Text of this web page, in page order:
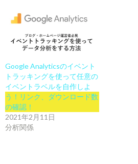
Google Analyticsのイベント
トラッキングを使って任意の
イベントラベルを自作しよ
う！リンク、ダウンロード数
の確認！
2021年2月11日
分析関係